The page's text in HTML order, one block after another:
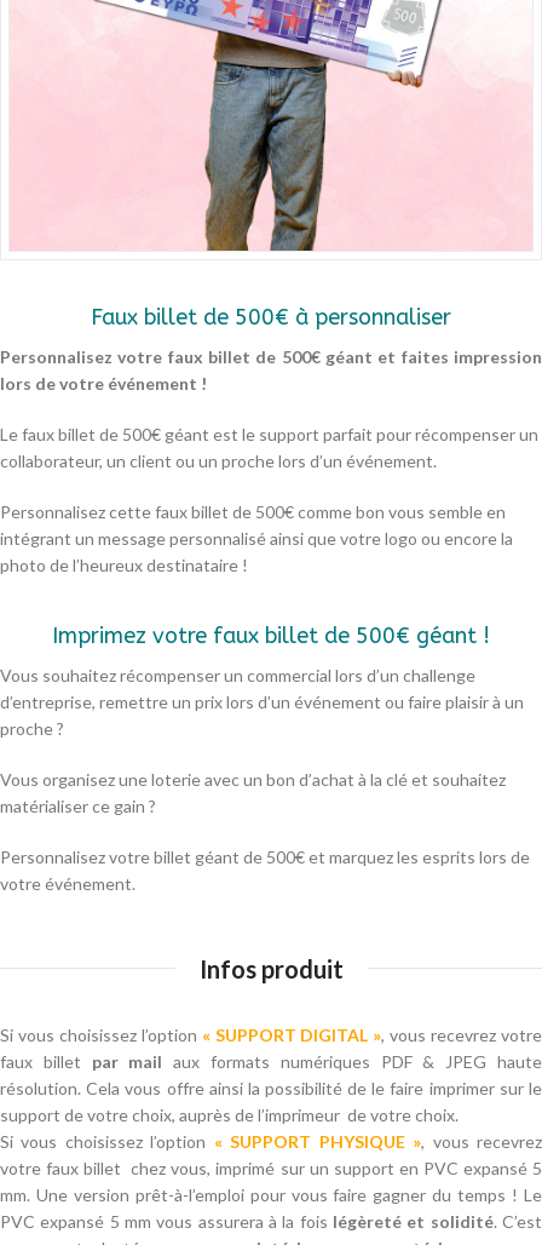
Faux billet de 500€ à personnaliser
Personnalisez votre faux billet de 500€ géant et faites impression
lors de votre événement !
Le faux billet de 500€ géant est le support parfait pour récompenser un
collaborateur, un client ou un proche lors d’un événement.
Personnalisez cette faux billet de 500€ comme bon vous semble en
intégrant un message personnalisé ainsi que votre logo ou encore la
photo de l’heureux destinataire !
Imprimez votre faux billet de 500€ géant !
Vous souhaitez récompenser un commercial lors d’un challenge
d’entreprise, remettre un prix lors d’un événement ou faire plaisir à un
proche ?
Vous organisez une loterie avec un bon d’achat à la clé et souhaitez
matérialiser ce gain ?
Personnalisez votre billet géant de 500€ et marquez les esprits lors de
votre événement.
Infos produit
Si vous choisissez l’option « SUPPORT DIGITAL », vous recevrez votre
faux billet par mail aux formats numériques PDF & JPEG haute
résolution. Cela vous offre ainsi la possibilité de le faire imprimer sur le
support de votre choix, auprès de l’imprimeur de votre choix.
Si vous choisissez l’option « SUPPORT PHYSIQUE », vous recevrez
votre faux billet chez vous, imprimé sur un support en PVC expansé 5
mm. Une version prêt-à-l’emploi pour vous faire gagner du temps ! Le
PVC expansé 5 mm vous assurera à la fois légèreté et solidité. C’est